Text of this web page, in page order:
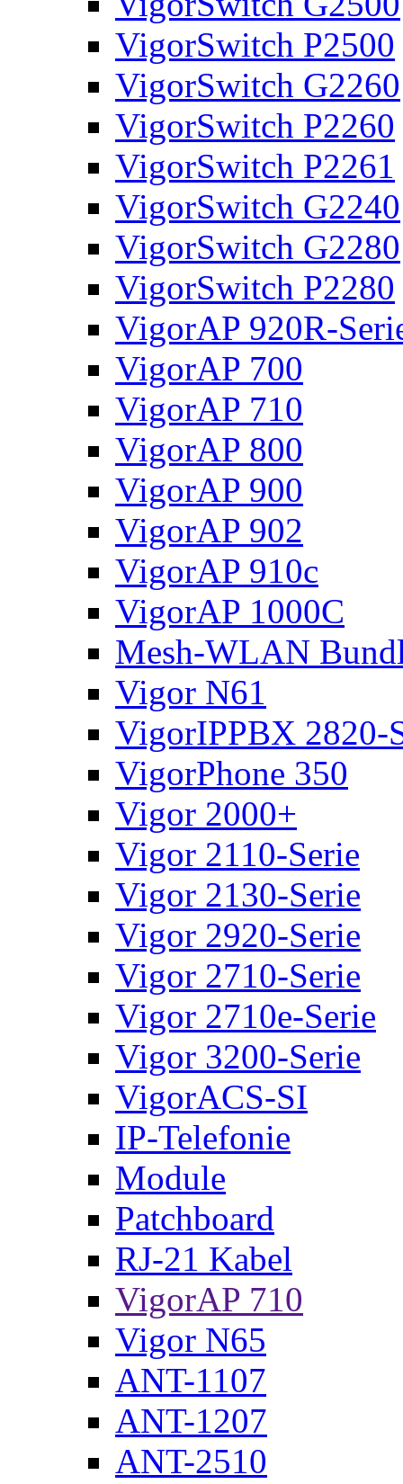
VigorSwitch P2500
VigorSwitch G2260
VigorSwitch P2260
VigorSwitch P2261
VigorSwitch G2240
VigorSwitch G2280
VigorSwitch P2280
VigorAP 920R-
VigorAP 700
VigorAP 710
VigorAP 800
VigorAP 900
VigorAP 902
VigorAP 910c
VigorAP 1000C
Mesh-WLAN
Vigor N61
VigorIPPBX 2820-
VigorPhone 350
Vigor 2000+
Vigor 2110-Serie
Vigor 2130-Serie
Vigor 2920-Serie
Vigor 2710-Serie
Vigor 2710e-Serie
Vigor 3200-Serie
VigorACS-SI
IP-Telefonie
Module
Patchboard
RJ-21 Kabel
VigorAP 710
Vigor N65
ANT-1107
ANT-1207
ANT-2510